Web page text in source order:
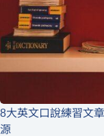
8大英文口說練習文
源